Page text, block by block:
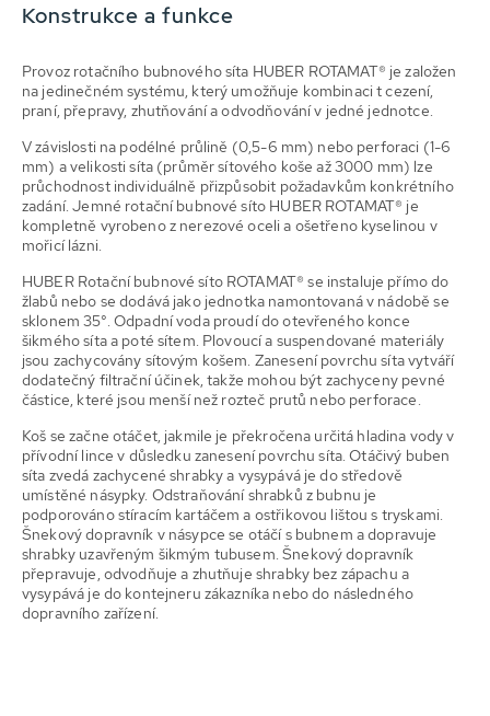
Konstrukce a funkce
Provoz rotačního bubnového síta HUBER ROTAMAT® je založen
na jedinečném systému, který umožňuje kombinaci t cezení,
praní, přepravy, zhutňování a odvodňování v jedné jednotce.
V závislosti na podélné průlině (0,5-6 mm) nebo perforaci (1-6
mm) a velikosti síta (průměr sítového koše až 3000 mm) lze
průchodnost individuálně přizpůsobit požadavkům konkrétního
zadání. Jemné rotační bubnové síto HUBER ROTAMAT® je
kompletně vyrobeno z nerezové oceli a ošetřeno kyselinou v
mořicí lázni.
HUBER Rotační bubnové síto ROTAMAT® se instaluje přímo do
žlabů nebo se dodává jako jednotka namontovaná v nádobě se
sklonem 35°. Odpadní voda proudí do otevřeného konce
šikmého síta a poté sítem. Plovoucí a suspendované materiály
jsou zachycovány sítovým košem. Zanesení povrchu síta vytváří
dodatečný filtrační účinek, takže mohou být zachyceny pevné
částice, které jsou menší než rozteč prutů nebo perforace.
Koš se začne otáčet, jakmile je překročena určitá hladina vody v
přívodní lince v důsledku zanesení povrchu síta. Otáčivý buben
síta zvedá zachycené shrabky a vysypává je do středově
umístěné násypky. Odstraňování shrabků z bubnu je
podporováno stíracím kartáčem a ostřikovou lištou s tryskami.
Šnekový dopravník v násypce se otáčí s bubnem a dopravuje
shrabky uzavřeným šikmým tubusem. Šnekový dopravník
přepravuje, odvodňuje a zhutňuje shrabky bez zápachu a
vysypává je do kontejneru zákazníka nebo do následného
dopravního zařízení.